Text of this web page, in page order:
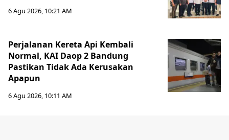
6 Agu 2026, 10:21 AM
Perjalanan Kereta Api Kembali
Normal, KAI Daop 2 Bandung
Pastikan Tidak Ada Kerusakan
Apapun
6 Agu 2026, 10:11 AM